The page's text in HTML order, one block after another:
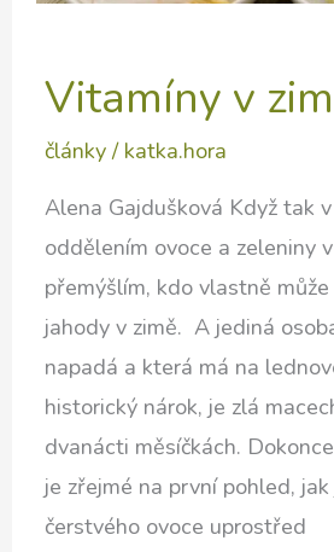
Vitamíny v
články/ katka.hora
Alena Gajdušková Když tak
oddělením ovoce a zeleniny
přemýšlím, kdo vlastně
jahody v zimě. A jediná
napadá a která má na
historický nárok, je zlá
dvanácti měsíčkách.
je zřejmé na první pohled,
čerstvého ovoce uprostřed